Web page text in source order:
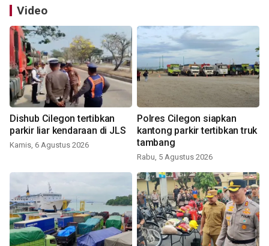
Video
Dishub Cilegon tertibkan
parkir liar kendaraan di JLS
Kamis, 6 Agustus 2026
Polres Cilegon siapkan
kantong parkir tertibkan truk
tambang
Rabu, 5 Agustus 2026